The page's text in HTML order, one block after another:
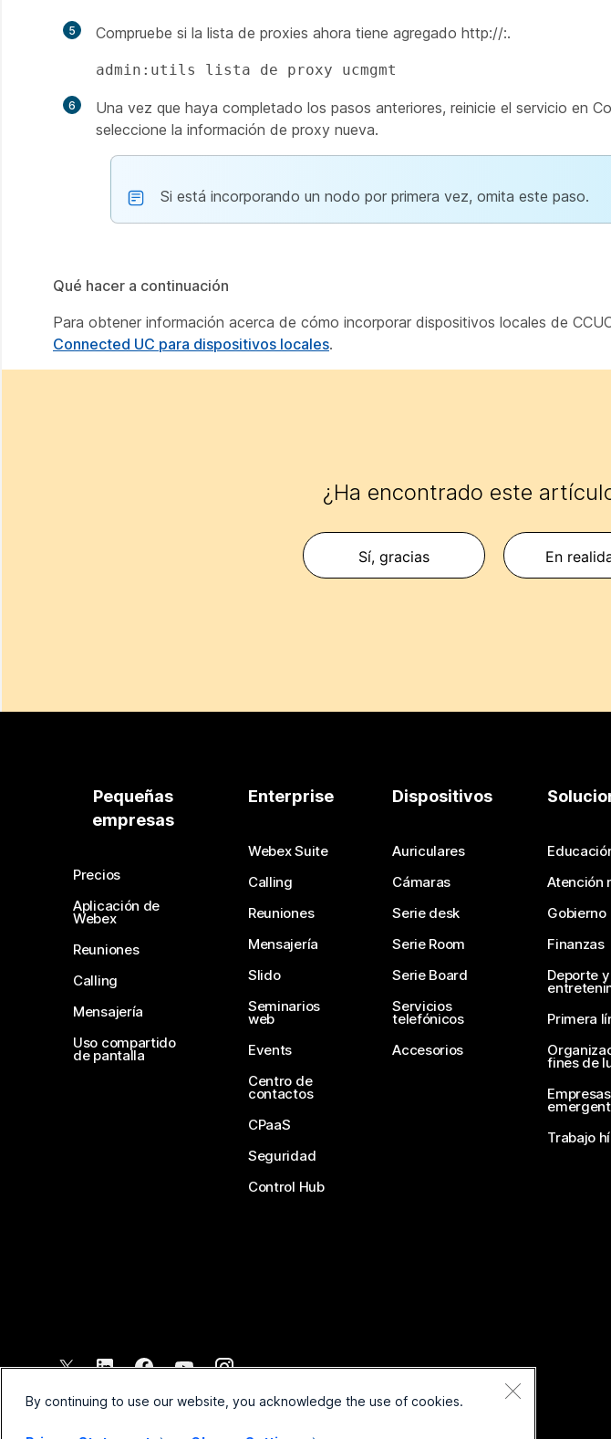
5 Compruebe si la lista de proxies ahora tiene agregado http://:.
admin:utils lista de proxy ucmgmt
6
Una vez que haya completado los pasos anteriores, reinicie el servicio en
seleccione la información de proxy nueva.
Si está incorporando un nodo por primera vez, omita este paso.
Qué hacer a continuación
Para obtener información acerca de cómo incorporar dispositivos locales de
Connected UC para dispositivos locales.
¿Ha encontrado este
Sí, gracias En
Pequeñas
empresas
Precios
Aplicación de
Webex
Reuniones
Calling
Mensajería
Uso compartido
de pantalla
Enterprise
Webex Suite
Calling
Reuniones
Mensajería
Slido
Seminarios
web
Events
Centro de
contactos
CPaaS
Seguridad
Control Hub
Dispositivos
Auriculares
Cámaras
Serie desk
Serie Room
Serie Board
Servicios
telefónicos
Accesorios
Atención
Gobierno
Finanzas
Deporte y
Primera
fines de
Empresas
Trabajo
2026 Cisco y/o sus filiales. Todos los derechos reservados.
By continuing to use our website, you acknowledge the use of cookies.